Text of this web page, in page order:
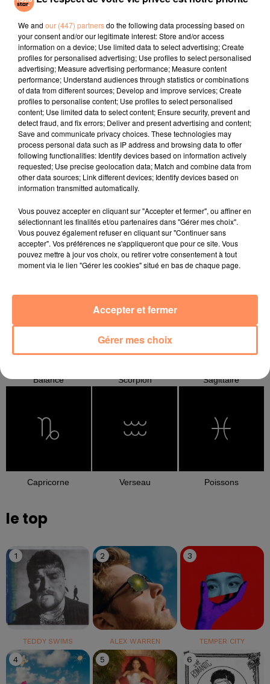
Hymn For The
Dans Ton Téléphone
Soirée Mondaine
l'horoscope
Bélier Taureau Gémeaux
Balance Scorpion Sagittaire
Capricorne Verseau Poissons
le top
1
TEDDY SWIMS
2
ALEX WARREN
3
TEMPER CITY
4 5 6
We and our (447) partnersdo the following data processing based on
your consent and/or our legitimate interest: Store and/or access
information on a device; Use limited data to select advertising; Create
profiles for personalised advertising; Use profiles to select personalised
advertising; Measure advertising performance; Measure content
performance; Understand audiences through statistics or combinations
of data from different sources; Develop and improve services; Create
profiles to personalise content; Use profiles to select personalised
content; Use limited data to select content; Ensure security, prevent and
detect fraud, and fix errors; Deliver and present advertising and content;
Save and communicate privacy choices. These technologies may
process personal data such as IP address and browsing data to offer
following functionalities: Identify devices based on information actively
requested; Use precise geolocation data; Match and combine data from
other data sources; Link different devices; Identify devices based on
information transmitted automatically.
Vous pouvez accepter en cliquant sur "Accepter et fermer", ou affiner en
sélectionnant les finalités et/ou partenaires dans "Gérer mes choix".
Vous pouvez également refuser en cliquant sur "Continuer sans
accepter". Vos préférences ne s'appliqueront que pour ce site. Vous
pouvez mettre à jour vos choix, ou retirer votre consentement à tout
moment via le lien "Gérer les cookies" situé en bas de chaque page.
Gérer mes choix
Accepter et fermer